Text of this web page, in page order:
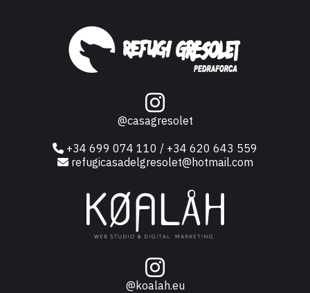
@casagresolet
+34 699 074 110 / +34 620 643 559
refugicasadelgresolet@hotmail.com
@koalah.eu